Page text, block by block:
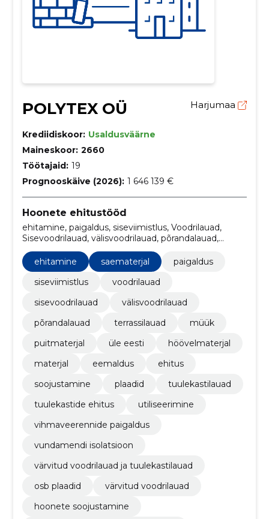
POLYTEX OÜ Harjumaa
Krediidiskoor: Usaldusväärne
Maineskoor: 2660
Töötajaid: 19
Prognooskäive (2026): 1 646 139 €
Hoonete ehitustööd
ehitamine, paigaldus, siseviimistlus, Voodrilauad,
Sisevoodrilauad, välisvoodrilauad, põrandalauad,
terrassilauad, müük, puitmaterjal
ehitamine
saematerjal
paigaldus
siseviimistlus
voodrilauad
sisevoodrilauad
välisvoodrilauad
põrandalauad
terrassilauad
müük
puitmaterjal
üle eesti
höövelmaterjal
materjal
eemaldus
ehitus
soojustamine
plaadid
tuulekastilauad
tuulekastide ehitus
utiliseerimine
vihmaveerennide paigaldus
vundamendi isolatsioon
värvitud voodrilauad ja tuulekastilauad
osb plaadid
värvitud voodrilauad
hoonete soojustamine